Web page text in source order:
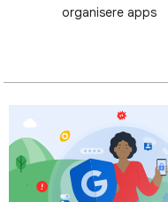
organisere apps